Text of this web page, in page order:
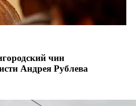
чин
Андрея Рублева